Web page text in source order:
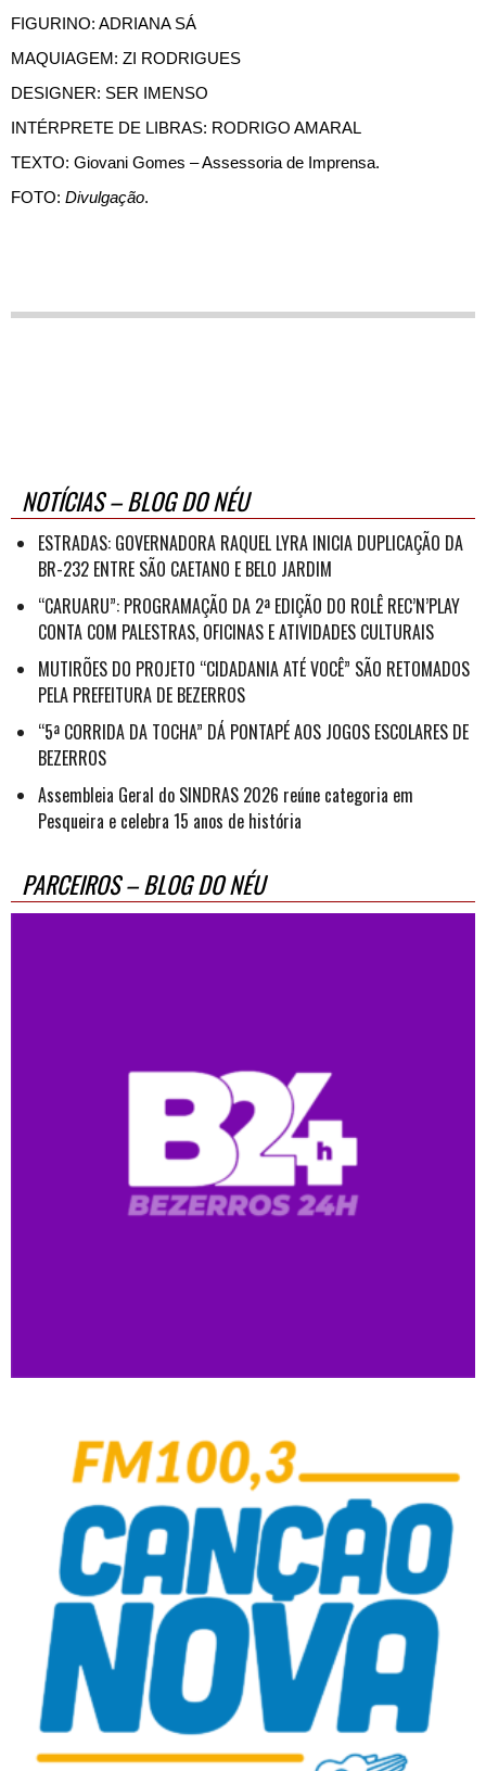
FIGURINO: ADRIANA SÁ
MAQUIAGEM: ZI RODRIGUES
DESIGNER: SER IMENSO
INTÉRPRETE DE LIBRAS: RODRIGO AMARAL
TEXTO: Giovani Gomes – Assessoria de Imprensa.
FOTO: Divulgação.
NOTÍCIAS – BLOG DO NÉU
ESTRADAS: GOVERNADORA RAQUEL LYRA INICIA DUPLICAÇÃO DA
BR-232 ENTRE SÃO CAETANO E BELO JARDIM
“CARUARU”: PROGRAMAÇÃO DA 2ª EDIÇÃO DO ROLÊ REC’N’PLAY
CONTA COM PALESTRAS, OFICINAS E ATIVIDADES CULTURAIS
MUTIRÕES DO PROJETO “CIDADANIA ATÉ VOCÊ” SÃO RETOMADOS
PELA PREFEITURA DE BEZERROS
“5ª CORRIDA DA TOCHA” DÁ PONTAPÉ AOS JOGOS ESCOLARES DE
BEZERROS
Assembleia Geral do SINDRAS 2026 reúne categoria em
Pesqueira e celebra 15 anos de história
PARCEIROS – BLOG DO NÉU